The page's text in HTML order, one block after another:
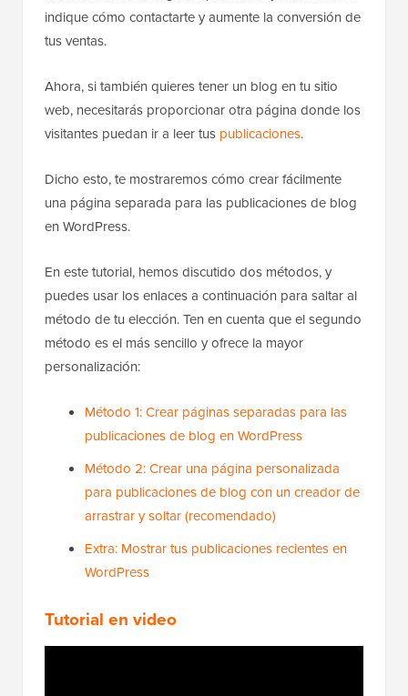
indique cómo contactarte y aumente la conversión de
tus ventas.
Ahora, si también quieres tener un blog en tu sitio
web, necesitarás proporcionar otra página donde los
visitantes puedan ir a leer tus publicaciones.
Dicho esto, te mostraremos cómo crear fácilmente
una página separada para las publicaciones de blog
en WordPress.
En este tutorial, hemos discutido dos métodos, y
puedes usar los enlaces a continuación para saltar al
método de tu elección. Ten en cuenta que el segundo
método es el más sencillo y ofrece la mayor
personalización:
Método 1: Crear páginas separadas para las
publicaciones de blog en WordPress
Método 2: Crear una página personalizada
para publicaciones de blog con un creador de
arrastrar y soltar (recomendado)
Extra: Mostrar tus publicaciones recientes en
WordPress
Tutorial en video